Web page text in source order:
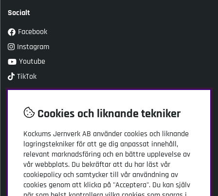
Socialt
Facebook
Instagram
Youtube
TikTok
Kundtjänst
Adress: Stansgatan 2
334 32 Anderstorp
kundservice@kockumsjernverk.se
Tel: 020-103141
Öppettider:
Cookies och liknande tekniker
Kockums Jernverk AB använder cookies och liknande
lagringstekniker för att ge dig anpassat innehåll,
relevant marknadsföring och en bättre upplevelse av
vår webbplats. Du bekräftar att du har läst vår
cookiepolicy och samtycker till vår användning av
cookies genom att klicka på "Acceptera". Du kan själv